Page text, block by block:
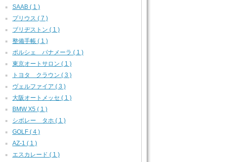
SAAB ( 1 )
プリウス ( 7 )
ブリヂストン ( 1 )
整備手帳 ( 1 )
ポルシェ パナメーラ ( 1 )
東京オートサロン ( 1 )
トヨタ クラウン ( 3 )
ヴェルファイア ( 3 )
大阪オートメッセ ( 1 )
BMW X5 ( 1 )
シボレー タホ ( 1 )
GOLF ( 4 )
AZ-1 ( 1 )
エスカレード ( 1 )